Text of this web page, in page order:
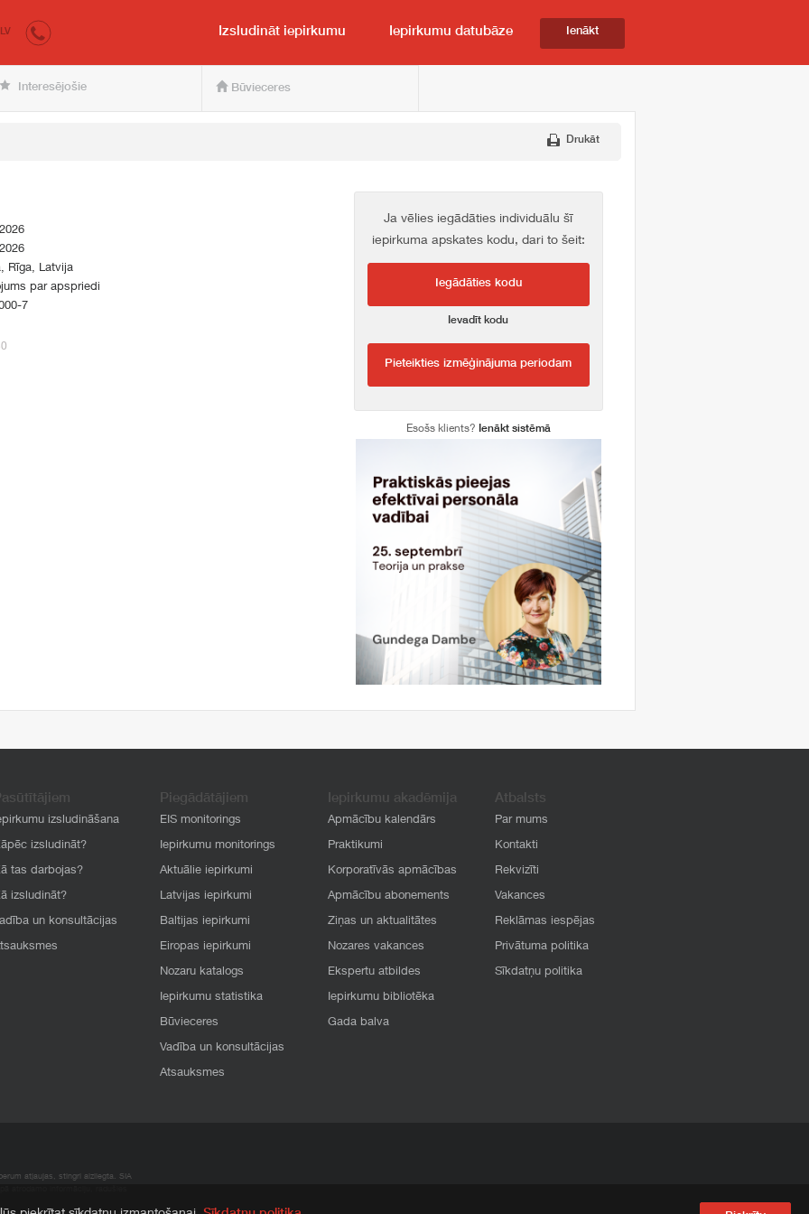
pircējam un pārdevējam
LV Izsludināt iepirkumu Iepirkumu datubāze Ienākt
Interesējošie Būvieceres
Drukāt
Rīga, Latvija
par apspriedi
7
Ja vēlies iegādāties individuālu šī
iepirkuma apskates kodu, dari to šeit:
Iegādāties kodu
Ievadīt kodu
Pieteikties izmēģinājuma periodam
Esošs klients? Ienākt sistēmā
izsludināšana
izsludināt?
tas darbojas?
izsludināt?
un konsultācijas
Piegādātājiem
EIS monitorings
Iepirkumu monitorings
Aktuālie iepirkumi
Latvijas iepirkumi
Baltijas iepirkumi
Eiropas iepirkumi
Nozaru katalogs
Iepirkumu statistika
Būvieceres
Vadība un konsultācijas
Atsauksmes
Iepirkumu akadēmija
Apmācību kalendārs
Praktikumi
Korporatīvās apmācības
Apmācību abonements
Ziņas un aktualitātes
Nozares vakances
Ekspertu atbildes
Iepirkumu bibliotēka
Gada balva
Atbalsts
Par mums
Kontakti
Rekvizīti
Vakances
Reklāmas iespējas
Privātuma politika
Sīkdatņu politika
atļaujas, stingri aizliegta. SIA